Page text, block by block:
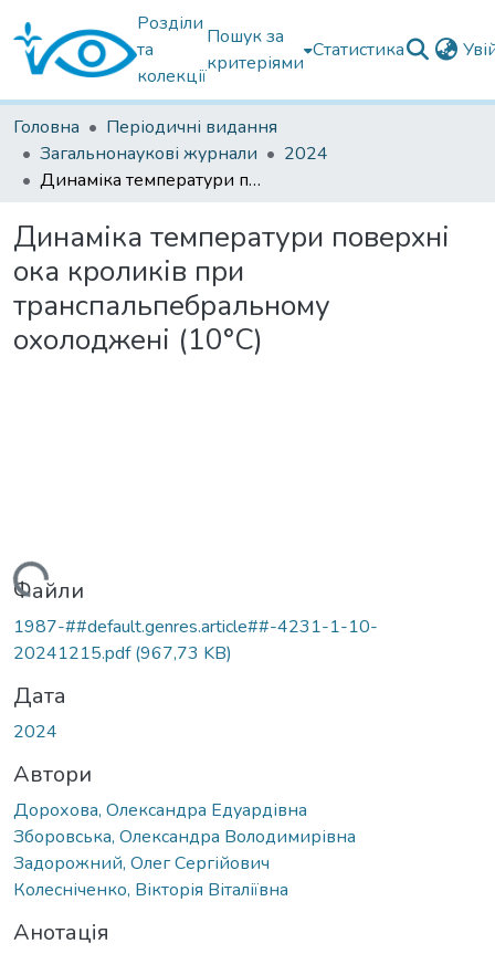
Розділи
та
колекції
Пошук за
критеріями
Статистика
Головна
Періодичні видання
Загальнонаукові журнали
2024
Динаміка температури поверхні ока кроликів при транспальпебральному охолоджені (10°C)
Динаміка температури поверхні
ока кроликів при
транспальпебральному
охолоджені (10°C)
Файли
1987-##default.genres.article##-4231-1-10-
20241215.pdf(967,73 KB)
Дата
2024
Автори
Дорохова, Олександра Едуардівна
Зборовська, Олександра Володимирівна
Задорожний, Олег Сергійович
Колесніченко, Вікторія Віталіївна
Анотація